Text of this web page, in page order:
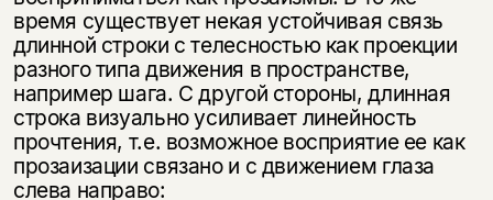
время существует некая устойчивая связь
длинной строки с телесностью как проекции
разного типа движения в пространстве,
например шага. С другой стороны, длинная
строка визуально усиливает линейность
прочтения, т.е. возможное восприятие ее как
прозаизации связано и с движением глаза
слева направо: